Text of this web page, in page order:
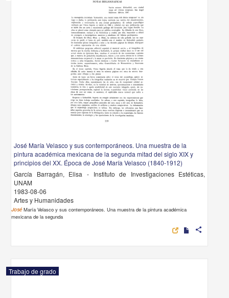
José María Velasco y sus contemporáneos. Una muestra de la
pintura académica mexicana de la segunda mitad del siglo XIX y
principios del XX. Época de José María Velasco (1840-1912)
García Barragán, Elisa - Instituto de Investigaciones Estéticas,
UNAM
1983-08-06
Artes y Humanidades
JoséMaría Velasco y sus contemporáneos. Una muestra de la pintura académica
mexicana de la segunda
share
Trabajo de grado